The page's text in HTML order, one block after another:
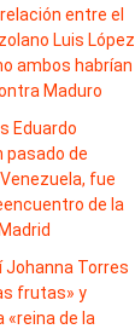
entre el
Luis López
ambos habrían
Maduro
Eduardo
pasado de
fue
de la
Johanna Torres
frutas» y
«reina de la